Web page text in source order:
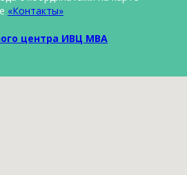
«Контакты»
центра ИВЦ МВА